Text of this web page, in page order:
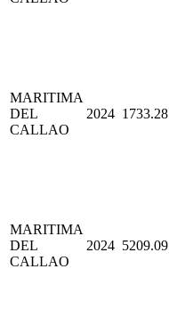
MARITIMA
DEL
CALLAO
2024 1733.28
MARITIMA
DEL
CALLAO
2024 5209.09